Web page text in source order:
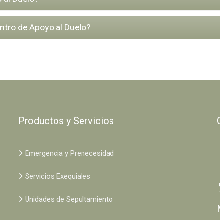
de Apoyo al Duelo?
Productos y Servicios
Emergencia y Prenecesidad
Servicios Exequiales
Unidades de Sepultamiento